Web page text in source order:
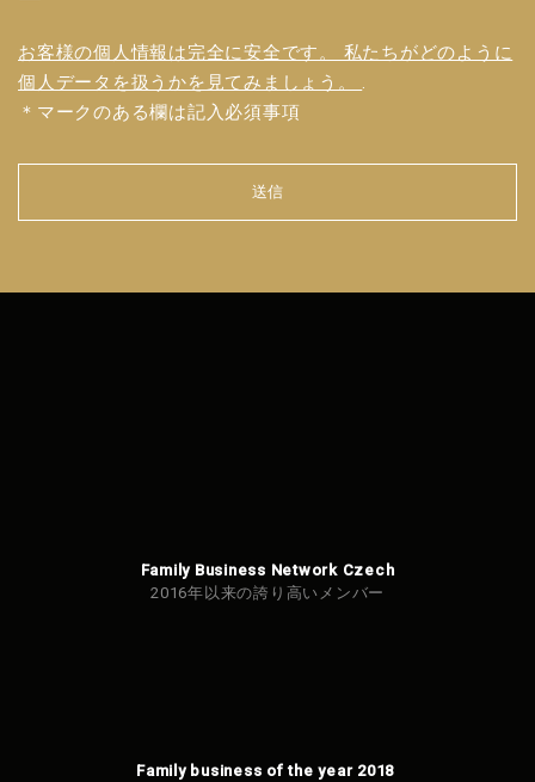
お客様の個人情報は完全に安全です。 私たちがどのように
個人データを扱うかを見てみましょう。 .
＊マークのある欄は記入必須事項
送信
を送
Family Business Network Czech
2016年以来の誇り高いメンバー
Family business of the year 2018